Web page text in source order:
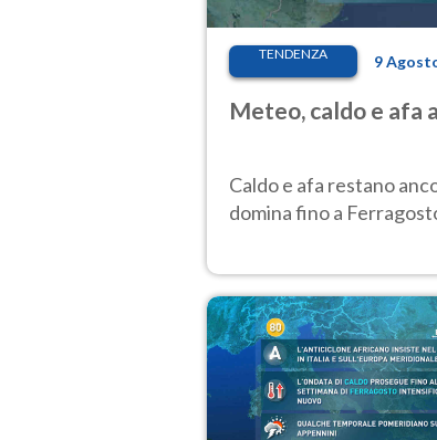
TENDENZA 9
Meteo, caldo e afa
Caldo e afa restano
domina fino a